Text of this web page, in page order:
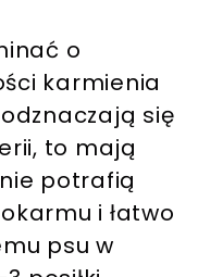
o
karmienia
się
to mają
potrafią
i łatwo
psu w